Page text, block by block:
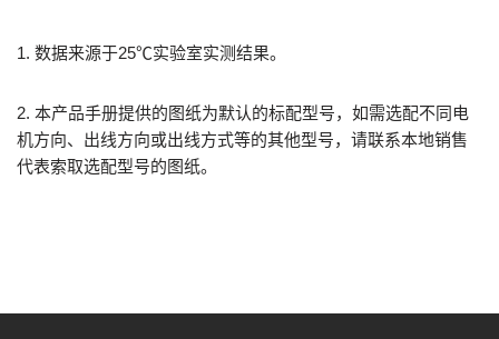
1. 数据来源于25℃实验室实测结果。
2. 本产品手册提供的图纸为默认的标配型号，如需选配不同电
机方向、出线方向或出线方式等的其他型号，请联系本地销售
代表索取选配型号的图纸。